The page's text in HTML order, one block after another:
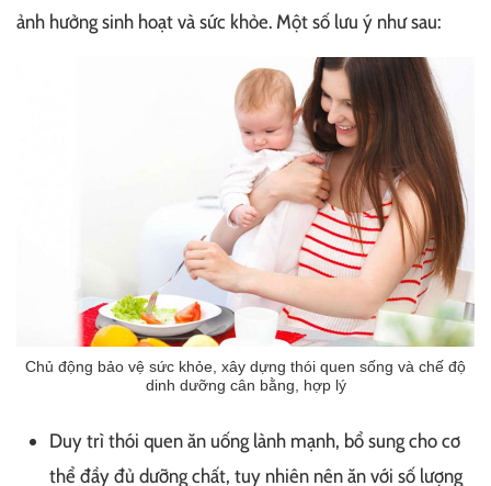
ảnh hưởng sinh hoạt và sức khỏe. Một số lưu ý như sau:
Chủ động bảo vệ sức khỏe, xây dựng thói quen sống và chế độ
dinh dưỡng cân bằng, hợp lý
Duy trì thói quen ăn uống lành mạnh, bổ sung cho cơ
thể đầy đủ dưỡng chất, tuy nhiên nên ăn với số lượng